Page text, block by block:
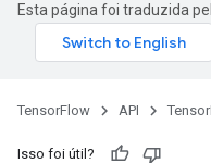
Esta página foi traduzida
TensorFlow API
Isso foi útil?